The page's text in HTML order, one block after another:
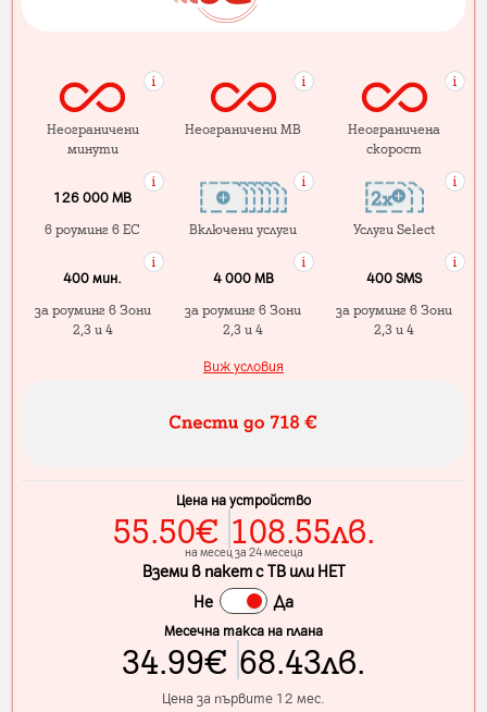
Неограничени
минути
Неограничени MB
Неограничена
скорост
126 000 MB
в роуминг в ЕС
Включени услуги Услуги Select
400 мин.
за роуминг в Зони
2,3 и 4
4 000 МB
за роуминг в Зони
2,3 и 4
400 SMS
за роуминг в Зони
2,3 и 4
Виж условия
Цена на устройство
55.50€ 108.55лв.
на месец за 24 месеца
Вземи в пакет с ТВ или НЕТ
Не
Да
Месечна такса на плана
34.99€ 68.43лв.
Цена за първите 12 мес.